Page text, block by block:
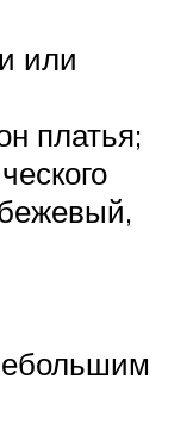
или
платья;